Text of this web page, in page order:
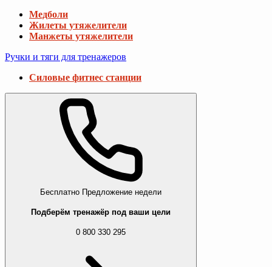
Медболи
Жилеты утяжелители
Манжеты утяжелители
Ручки и тяги для тренажеров
Силовые фитнес станции
Бесплатно Предложение недели
Подберём тренажёр под ваши цели
0 800 330 295